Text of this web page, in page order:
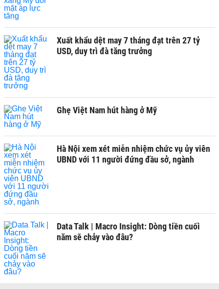
Xuất khẩu dệt may 7 tháng đạt trên 27 tỷ
USD, duy trì đà tăng trưởng
Ghẹ Việt Nam hút hàng ở Mỹ
Hà Nội xem xét miễn nhiệm chức vụ ủy viên
UBND với 11 người đứng đầu sở, ngành
Data Talk | Macro Insight: Dòng tiền cuối
năm sẽ chảy vào đâu?